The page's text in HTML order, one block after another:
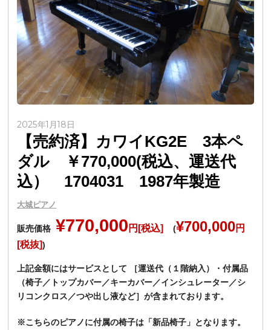
2025年1月18日
【売約済】カワイKG2E 3本ペ
ダル ￥770,000(税込、運送代
込） 1704031 1987年製造
大城ピアノ
販売価格 ¥770,000 円[税込] (¥700,000円
[税抜])
上記金額にはサービスとして ［運送代（１階納入）・付属品
（椅子／トップカバー／キーカバー／インシュレーター／シ
リコンクロス／つや出し液など］が含まれております。
※こちらのピアノに付属の椅子は「新品椅子 」となります。